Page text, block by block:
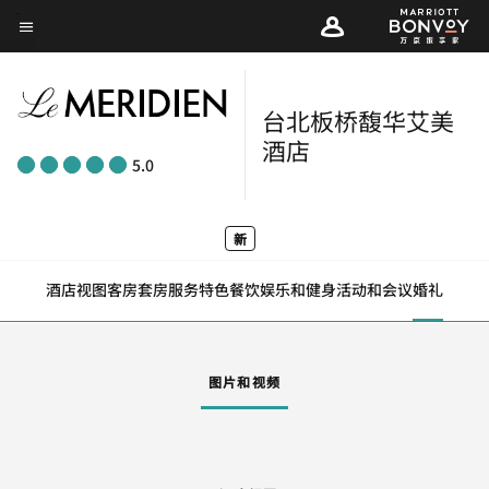
Skip
to
content
菜单文本
5.0
台北板桥馥华艾美
酒店
新
酒店视图客房套房服务特色餐饮娱乐和健身活动和会议婚礼
图片和视频